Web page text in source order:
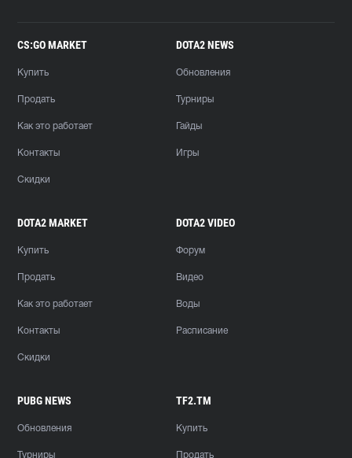
CS:GO MARKET
Купить
Продать
Как это работает
Контакты
Скидки
DOTA2 NEWS
Обновления
Турниры
Гайды
Игры
DOTA2 MARKET
Купить
Продать
Как это работает
Контакты
Скидки
DOTA2 VIDEO
Форум
Видео
Воды
Расписание
PUBG NEWS
Обновления
Турниры
TF2.TM
Купить
Продать